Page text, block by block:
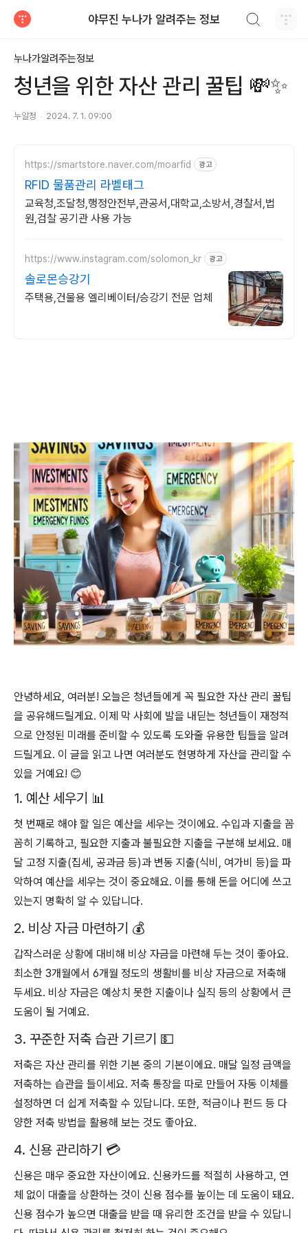
야무진 누나가 알려주는 정보
누나가알려주는정보
청년을 위한 자산 관리 꿀팁 💸✨
누알정 2024. 7. 1. 09:00
https://smartstore.naver.com/moarfid 광고
RFID 물품관리 라벨태그
교육청,조달청,행정안전부,관공서,대학교,소방서,경찰서,법
원,검찰 공기관 사용 가능
https://www.instagram.com/solomon_kr 광고
솔로몬승강기
주택용,건물용 엘리베이터/승강기 전문 업체
안녕하세요, 여러분! 오늘은 청년들에게 꼭 필요한 자산 관리 꿀팁
을 공유해드릴게요. 이제 막 사회에 발을 내딛는 청년들이 재정적
으로 안정된 미래를 준비할 수 있도록 도와줄 유용한 팁들을 알려
드릴게요. 이 글을 읽고 나면 여러분도 현명하게 자산을 관리할 수
있을 거예요! 😊
1. 예산 세우기 📊
첫 번째로 해야 할 일은 예산을 세우는 것이에요. 수입과 지출을 꼼
꼼히 기록하고, 필요한 지출과 불필요한 지출을 구분해 보세요. 매
달 고정 지출(집세, 공과금 등)과 변동 지출(식비, 여가비 등)을 파
악하여 예산을 세우는 것이 중요해요. 이를 통해 돈을 어디에 쓰고
있는지 명확히 알 수 있답니다.
2. 비상 자금 마련하기 💰
갑작스러운 상황에 대비해 비상 자금을 마련해 두는 것이 좋아요.
최소한 3개월에서 6개월 정도의 생활비를 비상 자금으로 저축해
두세요. 비상 자금은 예상치 못한 지출이나 실직 등의 상황에서 큰
도움이 될 거예요.
3. 꾸준한 저축 습관 기르기 💵
저축은 자산 관리를 위한 기본 중의 기본이에요. 매달 일정 금액을
저축하는 습관을 들이세요. 저축 통장을 따로 만들어 자동 이체를
설정하면 더 쉽게 저축할 수 있답니다. 또한, 적금이나 펀드 등 다
양한 저축 방법을 활용해 보는 것도 좋아요.
4. 신용 관리하기 💳
신용은 매우 중요한 자산이에요. 신용카드를 적절히 사용하고, 연
체 없이 대출을 상환하는 것이 신용 점수를 높이는 데 도움이 돼요.
신용 점수가 높으면 대출을 받을 때 유리한 조건을 받을 수 있답니